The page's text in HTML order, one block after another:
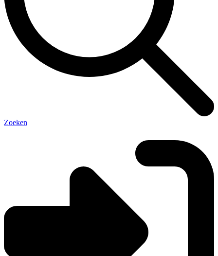
Zoeken